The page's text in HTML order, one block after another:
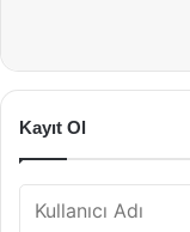
Kayıt Ol